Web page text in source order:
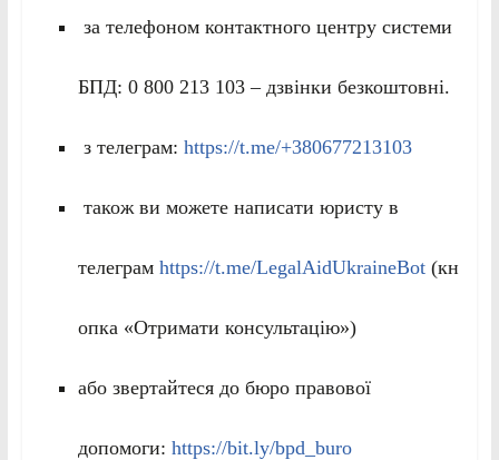
за телефоном контактного центру системи
БПД: 0 800 213 103 – дзвінки безкоштовні.
з телеграм: https://t.me/+380677213103
також ви можете написати юристу в
телеграм https://t.me/LegalAidUkraineBot(кн
опка «Отримати консультацію»)
або звертайтеся до бюро правової
допомоги: https://bit.ly/bpd_buro